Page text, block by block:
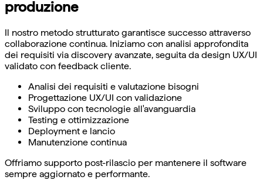
produzione
Il nostro metodo strutturato garantisce successo attraverso
collaborazione continua. Iniziamo con analisi approfondita
dei requisiti via discovery avanzate, seguita da design UX/UI
validato con feedback cliente.
Analisi dei requisiti e valutazione bisogni
Progettazione UX/UI con validazione
Sviluppo con tecnologie all'avanguardia
Testing e ottimizzazione
Deployment e lancio
Manutenzione continua
Offriamo supporto post-rilascio per mantenere il software
sempre aggiornato e performante.